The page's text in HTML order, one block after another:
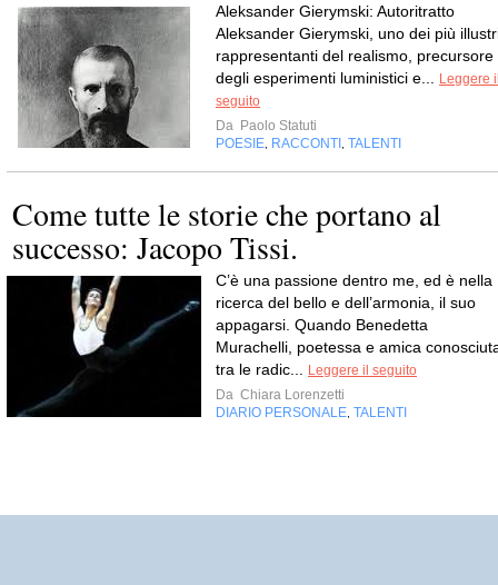
Aleksander Gierymski: Autoritratto
Aleksander Gierymski, uno dei più
rappresentanti del realismo, precursore
degli esperimenti luministici e...
Leggere
seguito
Da Paolo Statuti
POESIE RACCONTI TALENTI
Come tutte le storie che portano al
successo: Jacopo Tissi.
C’è una passione dentro me, ed è nella
ricerca del bello e dell’armonia, il suo
appagarsi. Quando Benedetta
Murachelli, poetessa e amica
tra le radic...
Leggere il seguito
Da Chiara Lorenzetti
DIARIO PERSONALE TALENTI